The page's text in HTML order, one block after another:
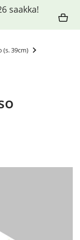
(s. 39cm)
saakka!